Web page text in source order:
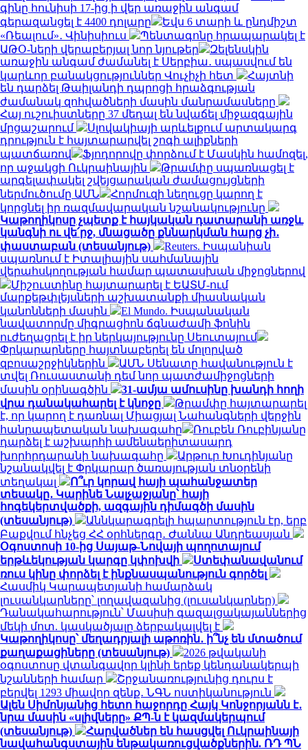
գինը հունիսի 17-ից ի վեր առաջին անգամ
գերազանցել է 4400 դոլարը
Եվս 6 տարի և ընդմիշտ
«Ռեալում»․ Վինիսիուս
Պենտագոնը հրապարակել է
ԱԹՕ-ների վերաբերյալ նոր նյութեր
Զելենսկին
առաջին անգամ ժամանել է Սերբիա․ սպասվում են
կարևոր բանակցություններ Վուչիչի հետ
Հայտնի
են դարձել Թաիլանդի դպրոցի հրաձգության
ժամանակ զոհվածների մասին մանրամասները
Հայ ուշուիստները 37 մեդալ են նվաճել միջազգային
մրցաշարում
Սլովակիայի արևելքում արտակարգ
դրություն է հայտարարվել շոգի ալիքների
պատճառով
Ֆյոդորովը փորձում է Մասկին համոզել,
որ աջակցի Ուկրաինային
Թրամփը սպառնացել է
արգելափակել շվեյցարական ժամացույցների
ներմուծումը ԱՄՆ
Հորմուզի նեղուցը կարող է
կորցնել իր ռազմավարական նշանակությունը
Կաթողիկոսը չպետք է հայկական դատարանի առջև
կանգնի ու վե՛րջ, մնացածը քննարկման հարց չի․
փաստաբան (տեսանյութ)
Reuters. Իսպանիան
սպառնում է Իտալիային սահմանային
վերահսկողության համար պատասխան միջոցներով
Միշուստինը հայտարարել է ԵԱՏՄ-ում
մարքեթփլեյսների աշխատանքի միասնական
կանոնների մասին
El Mundo. Իսպանական
նավատորմը միգրացիոն ճգնաժամի ֆոնին
ուժեղացրել է իր ներկայությունը Սեուտայում
Փրկարարները հայտնաբերել են մոլորված
զբոսաշրջիկներին
ԱՄՆ Սենատը հավանություն է
տվել Ռուսաստանի դեմ նոր պատժամիջոցների
մասին օրինագծին
31-ամյա ամուսինը խանդի հողի
վրա դանակահարել է կնոջը
Թրամփը հայտարարել
է, որ կարող է դառնալ Միացյալ Նահանգների վերջին
հանրապետական ​​նախագահը
Ռուբեն Ռուբինյանը
դարձել է աշխարհի ամենաերիտասարդ
խորհրդարանի նախագահը
Արթուր Խուդինյանը
նշանակվել է Փրկարար ծառայության տնօրենի
տեղակալ
Ո՞ւր կորավ հայի պահանջատեր
տեսակը․ Կարինե Նալչաջյանը՝ հայի
հոգեկերտվածքի, ազգային դիմագծի մասին
(տեսանյութ)
Աննկարագրելի հպարտություն էր, երբ
Բաքվում հնչեց ՀՀ օրհներգը․ Ժաննա Անդրեասյան
Օգոստոսի 10-ից Սայաթ-Նովայի պողոտայում
երթևեկության կարգը կփոխվի
Ստեփանավանում
ռուս կինը փորձել է ինքնասպանություն գործել
Հասմիկ Կարապետյանի համարձակ
լուսանկարները՝ լողավազանից (լուսանկարներ)
Դանակահարություն՝ Մասիսի գազալցակայաններից
մեկի մոտ. կասկածյալը ձերբակալվել է
Կաթողիկոսը՝ մեղադրյալի աթոռին․ ի՞նչ են մտածում
քաղաքացիները (տեսանյութ)
2026 թվականի
օգոստոսը վտանգավոր կլինի երեք կենդանակերպի
նշանների համար
Շրջանառությունից դուրս է
բերվել 1293 միավոր զենք․ ՆԳՆ ոստիկանություն
Ալեն Սիմոնյանից հետո հաջորդը Հայկ Կոնջորյանն է․
նրա մասին «սլիվները» ՔՊ-ն է կազմակերպում
(տեսանյութ)
Հարվածներ են հասցվել Ուկրաինայի
նավահանգստային ենթակառուցվածքներին. ՌԴ ՊՆ